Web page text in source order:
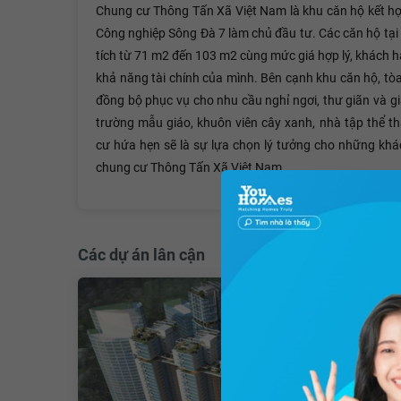
Chung cư Thông Tấn Xã Việt Nam là khu căn hộ kết
Công nghiệp Sông Đà 7 làm chủ đầu tư. Các căn hộ
tích từ 71 m2 đến 103 m2 cùng mức giá hợp lý, khách
khả năng tài chính của mình. Bên cạnh khu căn hộ,
đồng bộ phục vụ cho nhu cầu nghỉ ngơi, thư giãn và
trường mẫu giáo, khuôn viên cây xanh, nhà tập thể
cư hứa hẹn sẽ là sự lựa chọn lý tưởng cho những
chung cư Thông Tấn Xã Việt Nam.
Các dự án lân cận